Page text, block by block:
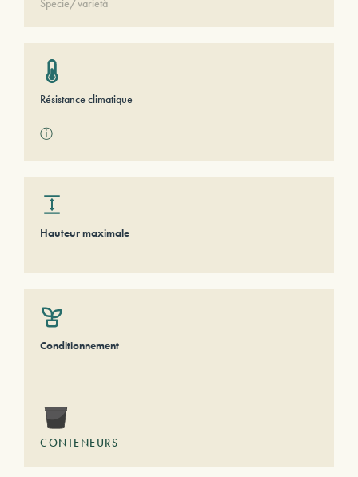
Specie/varietà
Résistance climatique
ⓘ
Hauteur maximale
Conditionnement
CONTENEURS